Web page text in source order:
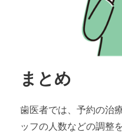
まとめ
歯医者では、予約の治
ッフの人数などの調整